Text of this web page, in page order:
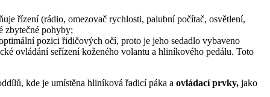
řízení (rádio, omezovač rychlosti, palubní počítač, osvětlení,
zbytečné pohyby;
pozici řidičových očí, proto je jeho sedadlo vybaveno
ovládání seřízení koženého volantu a hliníkového pedálu. Toto
kde je umístěna hliníková řadicí páka a ovládací prvky, jako